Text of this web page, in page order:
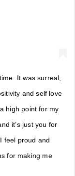
It was surreal,
and self love
high point for my
it’s just you for
feel proud and
for making me